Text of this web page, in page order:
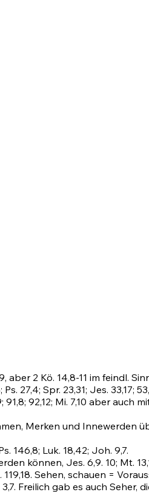
aber 2 Kö. 14,8-11 im feindl.
; Ps. 27,4; Spr. 23,31; Jes. 33,17;
; 91,8; 92,12; Mi. 7,10 aber auch
Merken und Innewerden
146,8; Luk. 18,42; Joh. 9,7.
können, Jes. 6,9. 10; Mt.
119,18. Sehen, schauen =
. Freilich gab es auch Seher,